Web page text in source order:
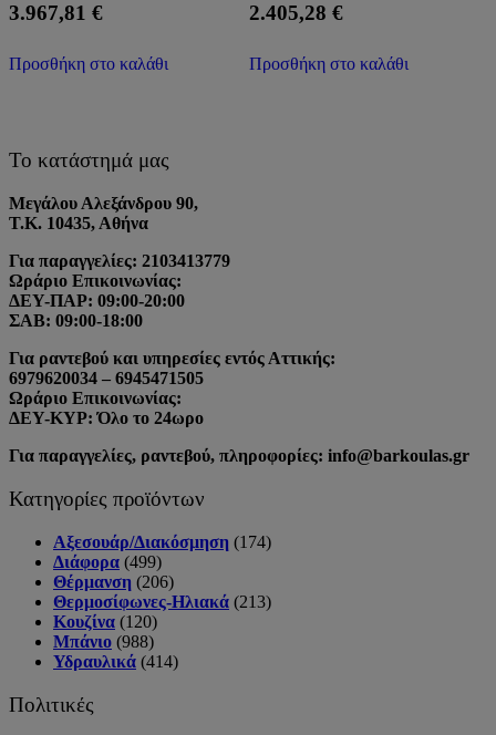
3.967,81 €
Προσθήκη στο καλάθι
2.405,28 €
Προσθήκη στο καλάθι
Το κατάστημά μας
Μεγάλου Αλεξάνδρου 90,
Τ.Κ. 10435, Αθήνα
Για παραγγελίες: 2103413779
Ωράριο Επικοινωνίας:
ΔΕΥ-ΠΑΡ: 09:00-20:00
ΣΑΒ: 09:00-18:00
Για ραντεβού και υπηρεσίες εντός Αττικής:
6979620034 – 6945471505
Ωράριο Επικοινωνίας:
ΔΕΥ-ΚΥΡ: Όλο το 24ωρο
Για παραγγελίες, ραντεβού, πληροφορίες: info@barkoulas.gr
Κατηγορίες προϊόντων
Αξεσουάρ/Διακόσμηση (174)
Διάφορα (499)
Θέρμανση (206)
Θερμοσίφωνες-Ηλιακά (213)
Κουζίνα (120)
Μπάνιο (988)
Υδραυλικά (414)
Πολιτικές